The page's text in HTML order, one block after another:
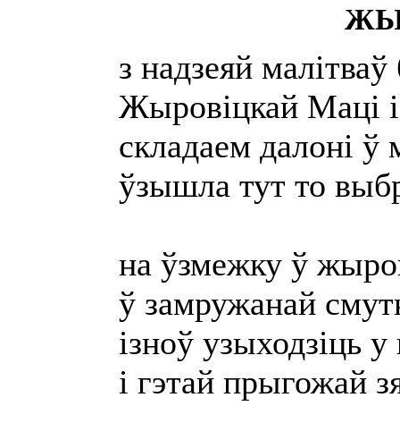
з надзеяй
Жыровіцкай Маці
складаем далоні ў
ўзышла тут то
на ўзмежку ў
ў замружанай
ізноў узыходзіць
і гэтай прыгожай